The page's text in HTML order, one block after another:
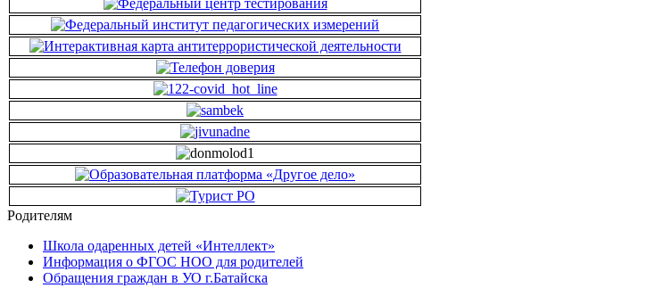
Родителям
Школа одаренных детей «Интеллект»
Информация о ФГОС НОО для родителей
Обращения граждан в УО г.Батайска